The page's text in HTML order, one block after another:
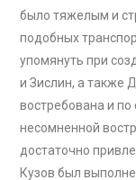
было тяжелым и
подобных
упомянуть при
и Зислин, а также
востребована и
несомненной
достаточно
Кузов был